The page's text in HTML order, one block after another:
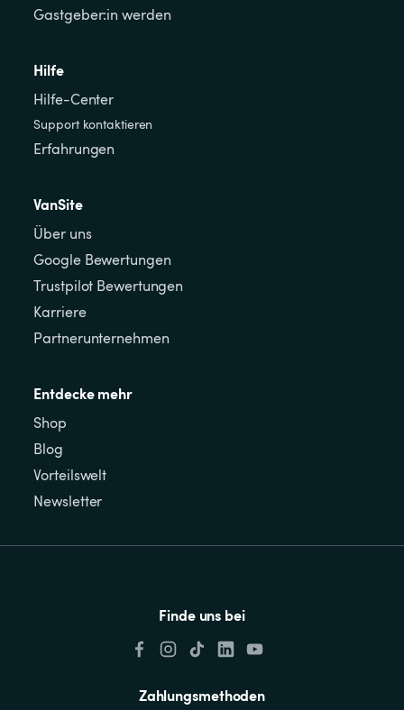
Gastgeber:in werden
Hilfe
Hilfe-Center
Support kontaktieren
Erfahrungen
VanSite
Über uns
Google Bewertungen
Trustpilot Bewertungen
Karriere
Partnerunternehmen
Entdecke mehr
Shop
Blog
Vorteilswelt
Newsletter
Finde uns bei
Zahlungsmethoden